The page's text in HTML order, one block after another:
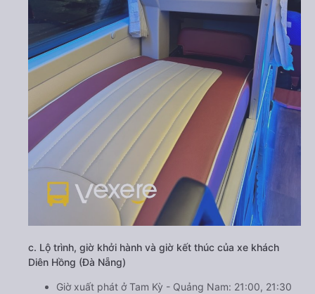
c. Lộ trình, giờ khởi hành và giờ kết thúc của xe khách
Diên Hồng (Đà Nẵng)
Giờ xuất phát ở Tam Kỳ - Quảng Nam: 21:00, 21:30